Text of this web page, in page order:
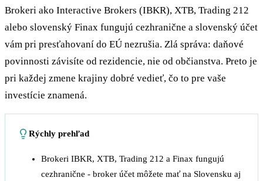
Brokeri ako Interactive Brokers (IBKR), XTB, Trading 212
alebo slovenský Finax fungujú cezhranične a slovenský účet
vám pri presťahovaní do EÚ nezrušia. Zlá správa: daňové
povinnosti závisíte od rezidencie, nie od občianstva. Preto je
pri každej zmene krajiny dobré vedieť, čo to pre vaše
investície znamená.
Rýchly prehľad
Brokeri IBKR, XTB, Trading 212 a Finax fungujú
cezhranične - broker účet môžete mať na Slovensku aj